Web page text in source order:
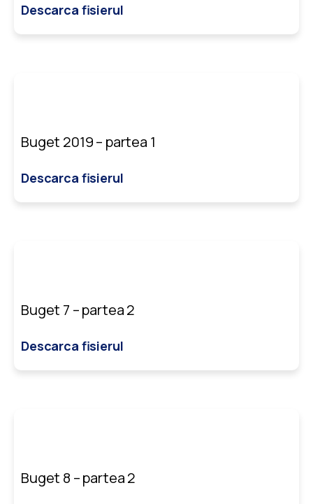
Descarca fisierul
Buget 2019 – partea 1
Descarca fisierul
Buget 7 – partea 2
Descarca fisierul
Buget 8 – partea 2